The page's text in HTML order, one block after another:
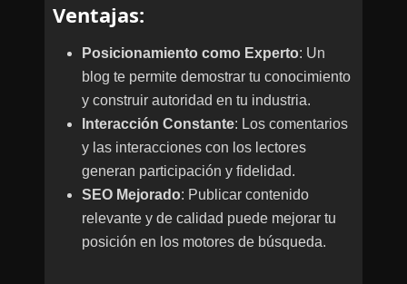
Ventajas:
Posicionamiento como Experto: Un
blog te permite demostrar tu conocimiento
y construir autoridad en tu industria.
Interacción Constante: Los comentarios
y las interacciones con los lectores
generan participación y fidelidad.
SEO Mejorado: Publicar contenido
relevante y de calidad puede mejorar tu
posición en los motores de búsqueda.